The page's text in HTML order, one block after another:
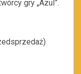
gry „Azul”.